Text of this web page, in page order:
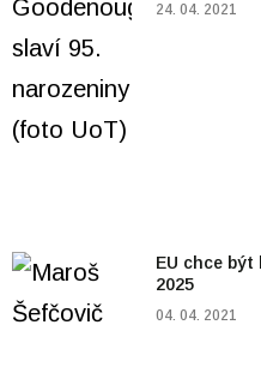
24. 04. 2021
EU chce
2025
04. 04. 2021